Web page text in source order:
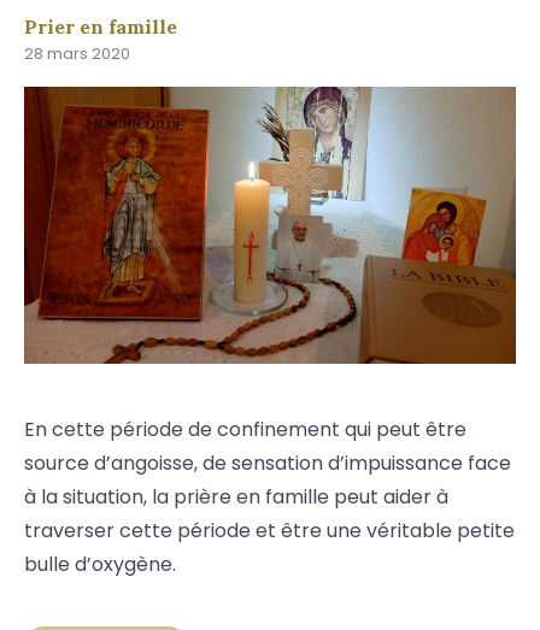
Prier en famille
28 mars 2020
En cette période de confinement qui peut être
source d’angoisse, de sensation d’impuissance face
à la situation, la prière en famille peut aider à
traverser cette période et être une véritable petite
bulle d’oxygène.